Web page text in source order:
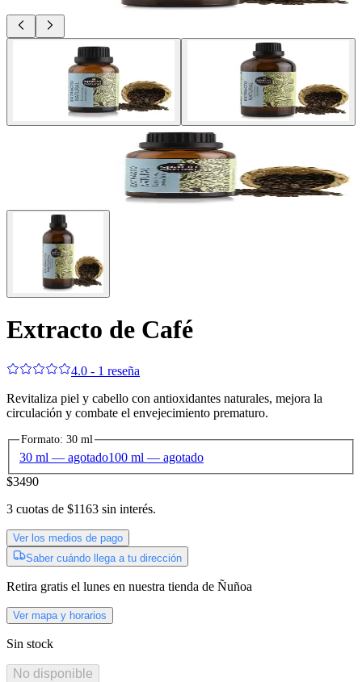
Extracto de Café
4.0 - 1 reseña
Revitaliza piel y cabello con antioxidantes naturales, mejora la
circulación y combate el envejecimiento prematuro.
Formato: 30 ml
30 ml — agotado100 ml — agotado
$3490
3 cuotas de $1163 sin interés.
Ver los medios de pago
Saber cuándo llega a tu dirección
Retira gratis el lunes en nuestra tienda de Ñuñoa
Ver mapa y horarios
Sin stock
No disponible